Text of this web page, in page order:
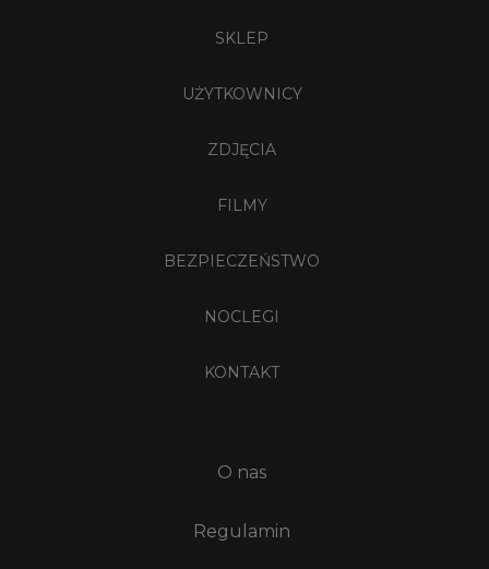
SKLEP
UŻYTKOWNICY
ZDJĘCIA
FILMY
BEZPIECZEŃSTWO
NOCLEGI
KONTAKT
O nas
Regulamin